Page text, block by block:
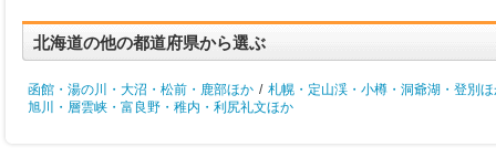
北海道の他の都道府県から選ぶ
函館・湯の川・大沼・松前・鹿部ほか / 札幌・定山渓・小樽・洞爺湖・登別
旭川・層雲峡・富良野・稚内・利尻礼文ほか